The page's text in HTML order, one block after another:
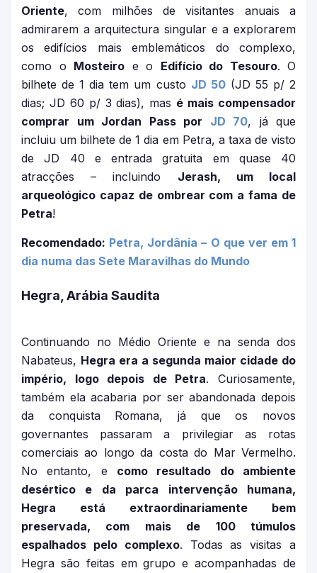
Oriente, com milhões de visitantes anuais a
admirarem a arquitectura singular e a explorarem
os edifícios mais emblemáticos do complexo,
como o Mosteiro e o Edifício do Tesouro. O
bilhete de 1 dia tem um custo JD 50(JD 55 p/ 2
dias; JD 60 p/ 3 dias), mas é mais compensador
comprar um Jordan Pass por JD 70, já que
incluiu um bilhete de 1 dia em Petra, a taxa de visto
de JD 40 e entrada gratuita em quase 40
atracções – incluindo Jerash, um local
arqueológico capaz de ombrear com a fama de
Petra!
Recomendado: Petra, Jordânia – O que ver em 1
dia numa das Sete Maravilhas do Mundo
Hegra, Arábia Saudita
Continuando no Médio Oriente e na senda dos
Nabateus, Hegra era a segunda maior cidade do
império, logo depois de Petra. Curiosamente,
também ela acabaria por ser abandonada depois
da conquista Romana, já que os novos
governantes passaram a privilegiar as rotas
comerciais ao longo da costa do Mar Vermelho.
No entanto, e como resultado do ambiente
desértico e da parca intervenção humana,
Hegra está extraordinariamente bem
preservada, com mais de 100 túmulos
espalhados pelo complexo. Todas as visitas a
Hegra são feitas em grupo e acompanhadas de